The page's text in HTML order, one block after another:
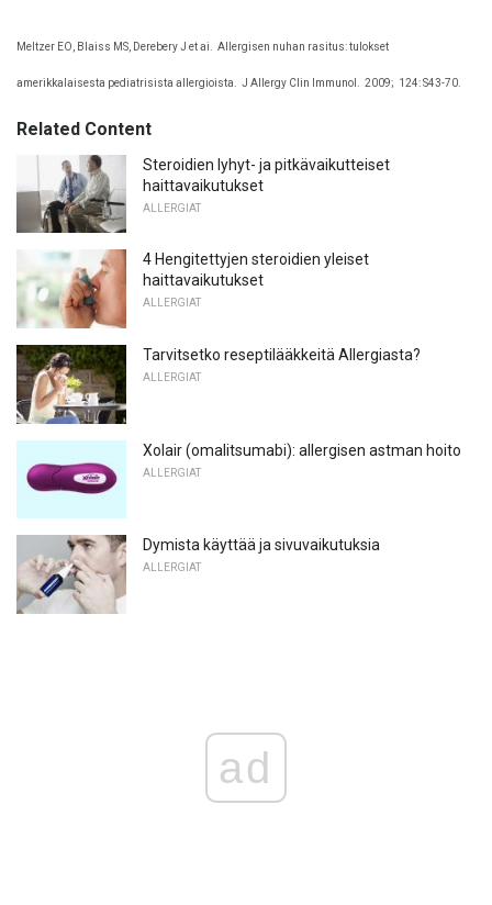
Meltzer EO, ​​Blaiss MS, Derebery J et ai. Allergisen nuhan rasitus: tulokset
amerikkalaisesta pediatrisista allergioista. J Allergy Clin Immunol. 2009; 124: S43-70.
Related Content
Steroidien lyhyt- ja pitkävaikutteiset
haittavaikutukset
ALLERGIAT
4 Hengitettyjen steroidien yleiset
haittavaikutukset
ALLERGIAT
Tarvitsetko reseptilääkkeitä Allergiasta?
ALLERGIAT
Xolair (omalitsumabi): allergisen astman hoito
ALLERGIAT
Dymista käyttää ja sivuvaikutuksia
ALLERGIAT
ad